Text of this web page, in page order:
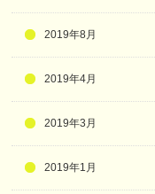
2019年8月
2019年4月
2019年3月
2019年1月